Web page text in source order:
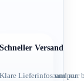
über dein Team per
Schneller Versand
Klare Lieferinfos und nur